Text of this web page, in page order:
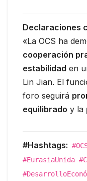
Declaraciones
«La OCS ha
cooperación
estabilidad en
Lin Jian. El
foro seguirá
equilibrado y la
#Hashtags:
#EurasiaUnida